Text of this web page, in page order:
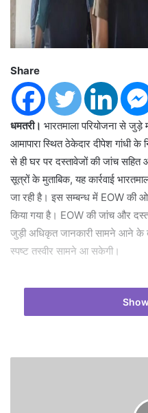
Share
धमतरी। भारतमाला परियोजना से
आमापारा स्थित ठेकेदार दीपेश गांधी
से ही घर पर दस्तावेजों की जांच सहित
सूत्रों के मुताबिक, यह कार्रवाई
जा रही है। इस सम्बन्ध में EOW की
किया गया है। EOW की जांच और
जुड़ी अधिकृत जानकारी सामने आने के
स्पष्ट तस्वीर सामने आ सकेगी।